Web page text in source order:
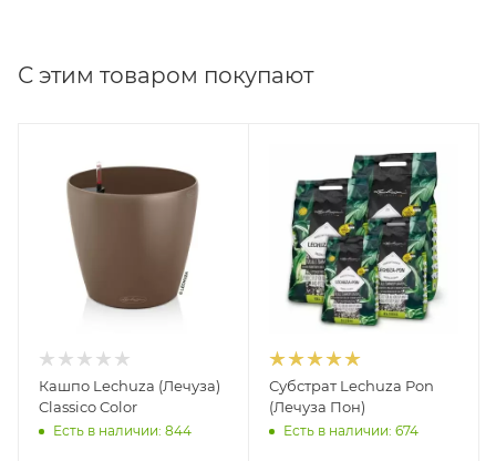
С этим товаром покупают
Кашпо Lechuza (Лечуза)
Classico Color
Есть в наличии: 844
Субстрат Lechuza Pon
(Лечуза Пон)
Есть в наличии: 674